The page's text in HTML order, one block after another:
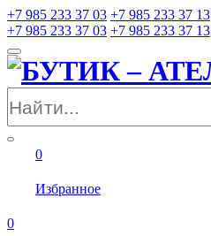
+7 985 233 37 03 +7 985 233 37 13
+7 985 233 37 03 +7 985 233 37 13
0
Избранное
0